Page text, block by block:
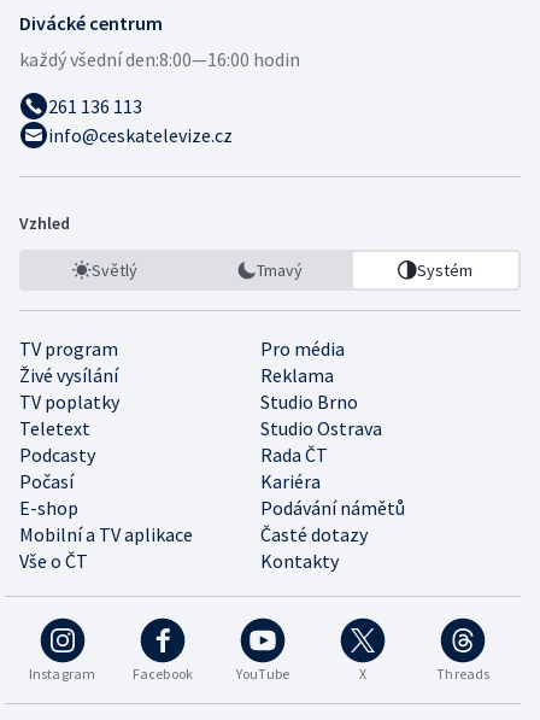
Divácké centrum
každý všední den:8:00—16:00 hodin
261 136 113
info@ceskatelevize.cz
Vzhled
Světlý Tmavý Systém
TV program
Pro média
Živé vysílání
Reklama
TV poplatky
Studio Brno
Teletext
Studio Ostrava
Podcasty
Rada ČT
Počasí
Kariéra
E-shop
Podávání námětů
Mobilní a TV aplikace
Časté dotazy
Vše o ČT
Kontakty
Instagram Facebook YouTube X Threads